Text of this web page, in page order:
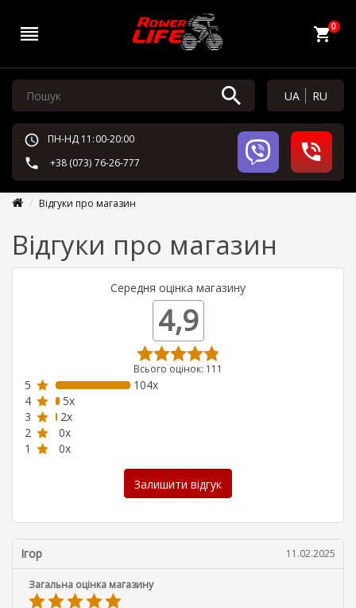
0
UA RU
ПН-НД 11:00-20:00
+38 (073) 76-26-777
Відгуки про магазин
Відгуки про магазин
Середня оцінка магазину
4,9
Всього оцінок: 111
5
104x
4
5x
3
2x
2
0x
1
0x
Залишити відгук
Ігор 11.02.2025
Загальна оцінка магазину